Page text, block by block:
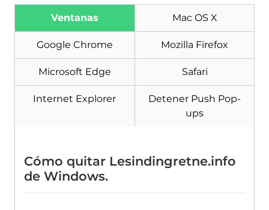
Ventanas Mac OS X
Google Chrome Mozilla Firefox
Microsoft Edge Safari
Internet Explorer
Detener Push Pop-
ups
Cómo quitar Lesindingretne.info
de Windows.
Descargar
Herramienta de
eliminación de software
malintencionado